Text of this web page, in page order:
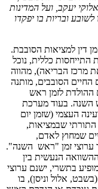
יעקב, ועל המדינות
לשובע ובריות בו יפקדו
דין למציאות הסובבת.
התייחסות כללית, נוכל
מרכז הבריאה), מהווה
החיים הסובבים, מותנה
ההולדת לזמן ראש
השנה. בעוד מערכת
העצמי (שזמן יום
שבמציאות,
שמחוץ לאדם,
ערוצי זמן "ראש השנה".
הנעשית בין
בתשרי, ישנם ערוצי
אלול וניסן), בו